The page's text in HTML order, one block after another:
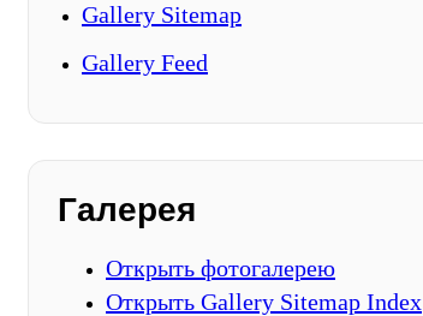
Gallery Sitemap
Gallery Feed
Галерея
Открыть фотогалерею
Открыть Gallery Sitemap Index